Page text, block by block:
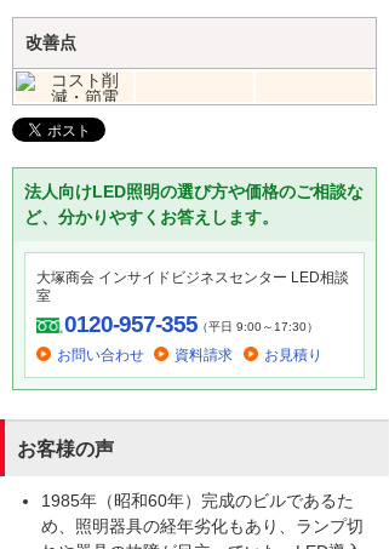
改善点
法人向けLED照明の選び方や価格のご相談な
ど、分かりやすくお答えします。
大塚商会 インサイドビジネスセンター LED相談
室
0120-957-355（平日 9:00～17:30）
お問い合わせ 資料請求 お見積り
お客様の声
1985年（昭和60年）完成のビルであるた
め、照明器具の経年劣化もあり、ランプ切